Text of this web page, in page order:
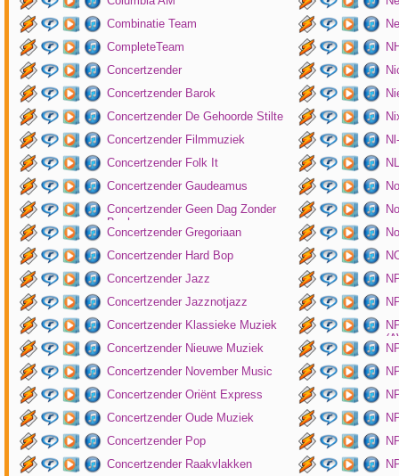
Combinatie Team
CompleteTeam
Concertzender
Concertzender Barok
Concertzender De Gehoorde Stilte
Concertzender Filmmuziek
Concertzender Folk It
Concertzender Gaudeamus
Concertzender Geen Dag Zonder
Bach
Concertzender Gregoriaan
Concertzender Hard Bop
Concertzender Jazz
Concertzender Jazznotjazz
Concertzender Klassieke Muziek
Concertzender Nieuwe Muziek
Concertzender November Music
Concertzender Oriënt Express
Concertzender Oude Muziek
Concertzender Pop
Concertzender Raakvlakken